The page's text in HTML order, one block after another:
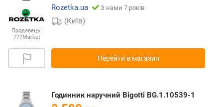
Продавець:
777Market
Rozetka.ua
З нами 7 років
(Київ)
Перейти в магазин
Годинник наручний Bigotti BG.1.10539-1